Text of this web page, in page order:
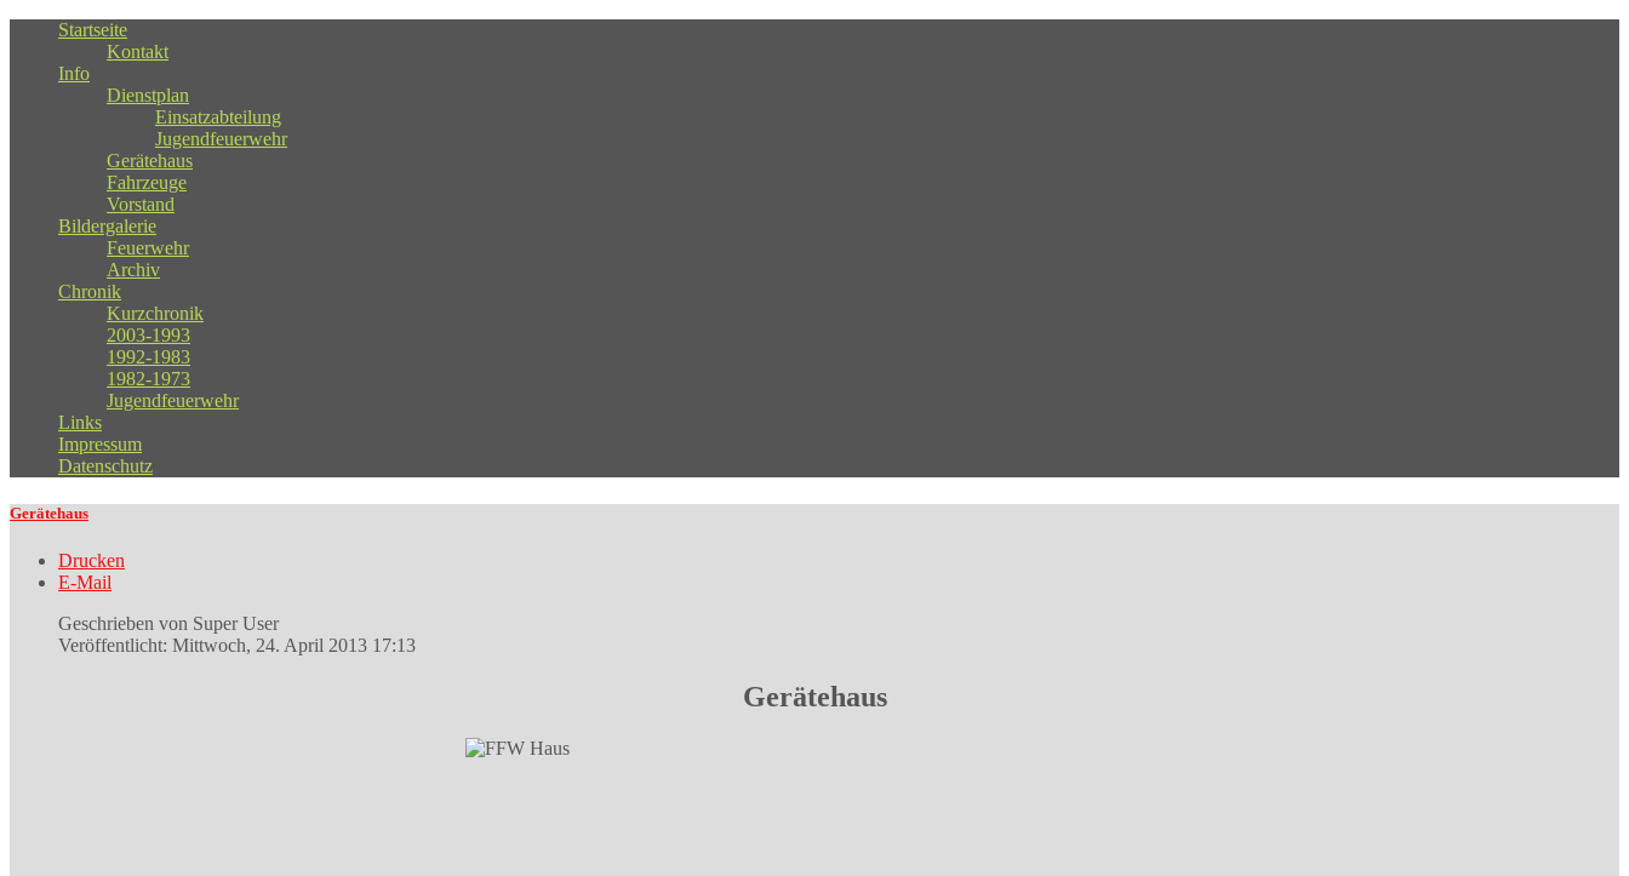
Startseite
Kontakt
Info
Dienstplan
Einsatzabteilung
Jugendfeuerwehr
Gerätehaus
Fahrzeuge
Vorstand
Bildergalerie
Feuerwehr
Archiv
Chronik
Kurzchronik
2003-1993
1992-1983
1982-1973
Jugendfeuerwehr
Links
Impressum
Datenschutz
Gerätehaus
Drucken
E-Mail
Geschrieben von Super User
Veröffentlicht: Mittwoch, 24. April 2013 17:13
Gerätehaus